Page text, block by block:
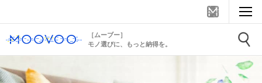
［ムーブー］
モノ選びに、もっと納得を。